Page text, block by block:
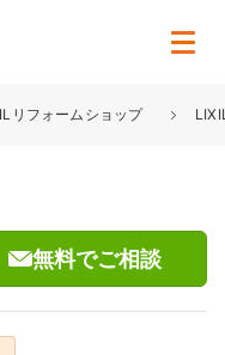
リフォームショップ
無料でご相談